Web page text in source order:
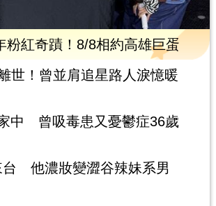
粉紅奇蹟！8/8相約高雄巨蛋
世！曾並肩追星路人淚憶暖
中 曾吸毒患又憂鬱症36歲
台 他濃妝變澀谷辣妹系男